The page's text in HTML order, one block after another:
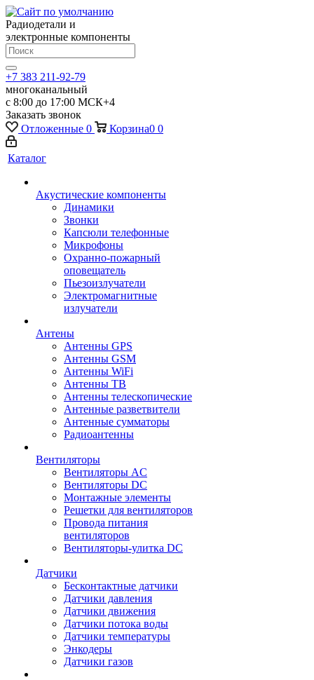
Радиодетали и
электронные компоненты
+7 383 211-92-79
многоканальный
с 8:00 до 17:00 МСК+4
Заказать звонок
Отложенные 0 Корзина0 0
Каталог
Акустические компоненты
Динамики
Звонки
Капсюли телефонные
Микрофоны
Охранно-пожарный
оповещатель
Пьезоизлучатели
Электромагнитные
излучатели
Антены
Антенны GPS
Антенны GSM
Антенны WiFi
Антенны ТВ
Антенны телескопические
Антенные разветвители
Антенные сумматоры
Радиоантенны
Вентиляторы
Вентиляторы AC
Вентиляторы DC
Монтажные элементы
Решетки для вентиляторов
Провода питания
вентиляторов
Вентиляторы-улитка DC
Датчики
Бесконтактные датчики
Датчики давления
Датчики движения
Датчики потока воды
Датчики температуры
Энкодеры
Датчики газов